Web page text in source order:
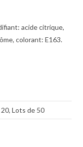
acide citrique,
colorant: E163.
Lots de 50